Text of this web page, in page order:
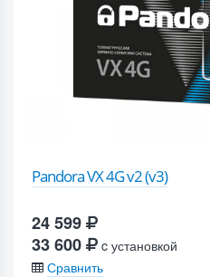
Pandora VX 4G v2 (v3)
24 599
33 600
c установкой
Сравнить